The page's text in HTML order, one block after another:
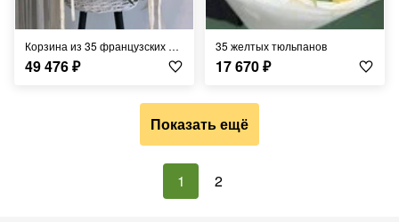
Корзина из 35 французских роз
49 476₽
35 желтых тюльпанов
17 670₽
Показать ещё
1 2